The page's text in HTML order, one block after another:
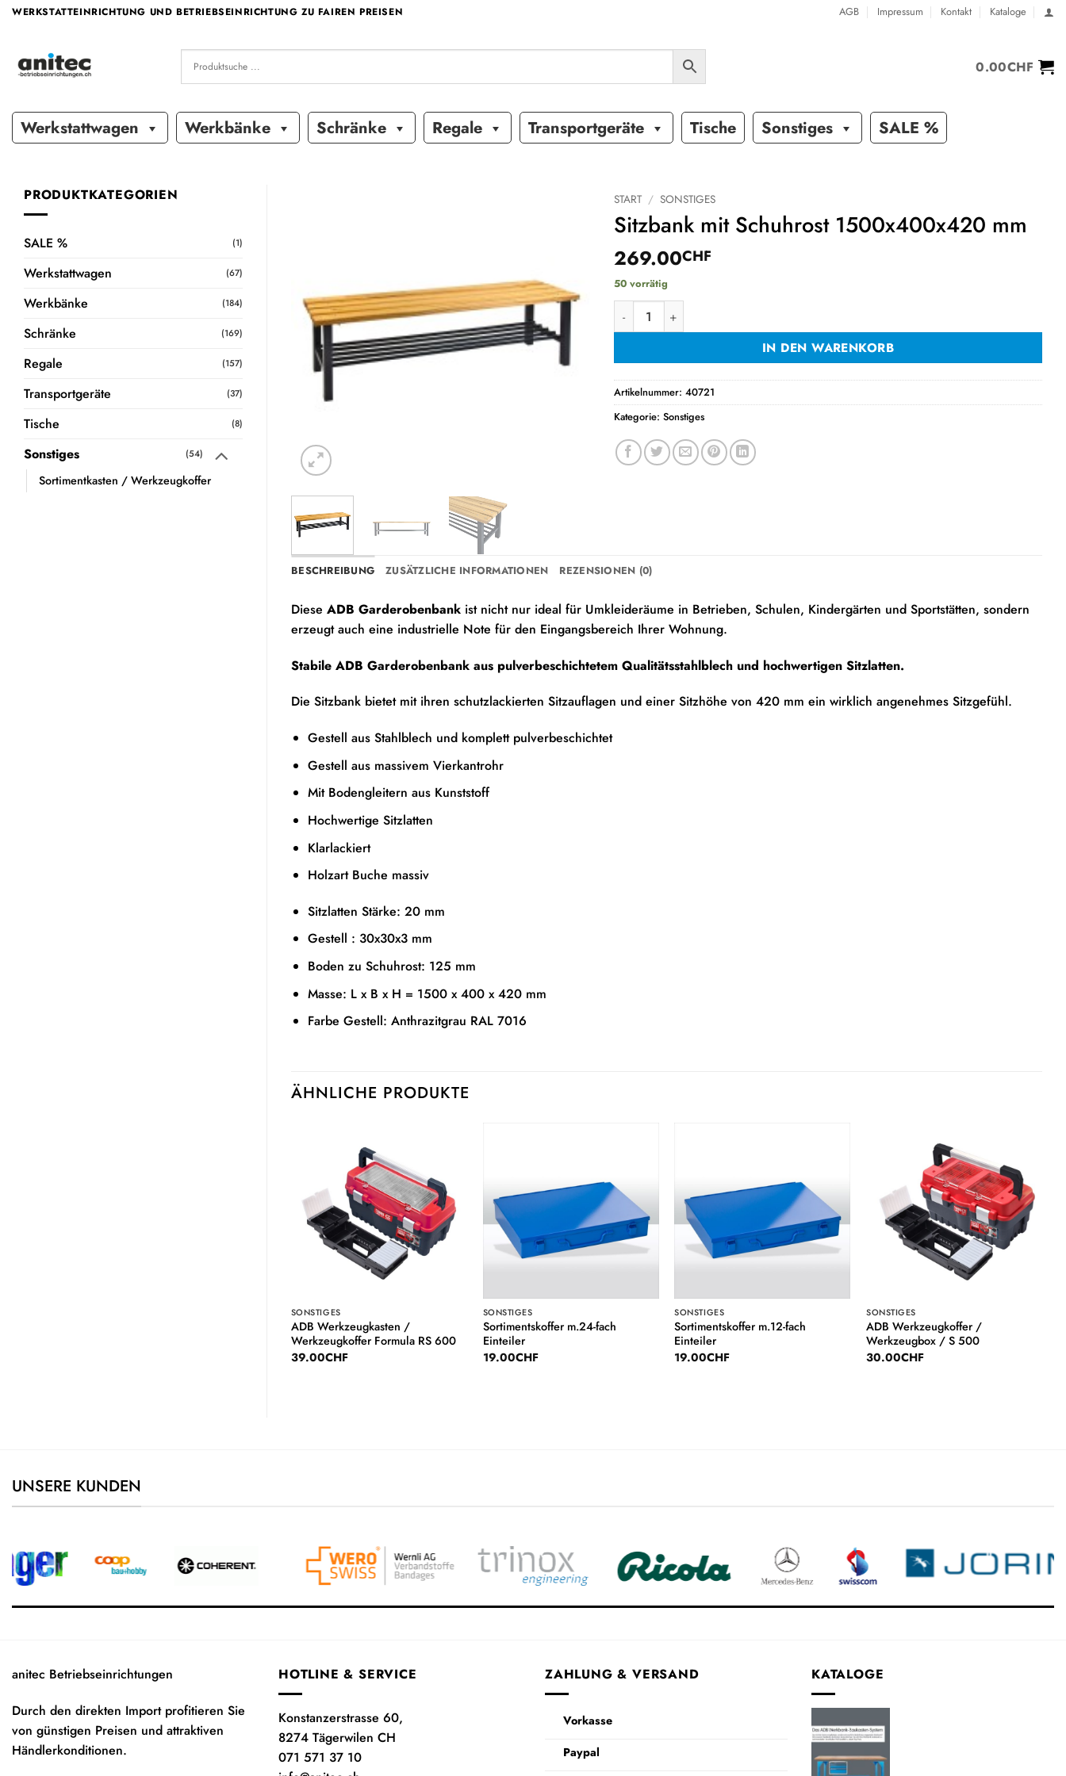
ZumWERKSTATTEINRICHTUNG UND BETRIEBSEINRICHTUNG ZU FAIREN PREISEN AGB Impressum Kontakt Kataloge
0.00CHF
Werkstattwagen Werkbänke Schränke Regale Transportgeräte Tische Sonstiges SALE %
PRODUKTKATEGORIEN
SALE % (1)
Werkstattwagen (67)
Werkbänke (184)
Schränke (169)
Regale (157)
Transportgeräte (37)
Tische (8)
Sonstiges (54)
Sortimentkasten / Werkzeugkoffer
START / SONSTIGES
Sitzbank mit Schuhrost 1500x400x420 mm
269.00CHF
50 vorrätig
Sitzbank mit Schuhrost 1500x400x420 mm Menge
IN DEN WARENKORB
Artikelnummer:40721
Kategorie:Sonstiges
BESCHREIBUNG ZUSÄTZLICHE INFORMATIONEN REZENSIONEN (0)
Diese ADB Garderobenbank ist nicht nur ideal für Umkleideräume in Betrieben, Schulen, Kindergärten und Sportstätten, sondern
erzeugt auch eine industrielle Note für den Eingangsbereich Ihrer Wohnung.
Stabile ADB Garderobenbank aus pulverbeschichtetem Qualitätsstahlblech und hochwertigen Sitzlatten.
Die Sitzbank bietet mit ihren schutzlackierten Sitzauflagen und einer Sitzhöhe von 420 mm ein wirklich angenehmes Sitzgefühl.
Gestell aus Stahlblech und komplett pulverbeschichtet
Gestell aus massivem Vierkantrohr
Mit Bodengleitern aus Kunststoff
Hochwertige Sitzlatten
Klarlackiert
Holzart Buche massiv
Sitzlatten Stärke: 20 mm
Gestell : 30x30x3 mm
Boden zu Schuhrost: 125 mm
Masse: L x B x H = 1500 x 400 x 420 mm
Farbe Gestell: Anthrazitgrau RAL 7016
ÄHNLICHE PRODUKTE
Wunschliste
SONSTIGES
ADB Werkzeugkasten /
Werkzeugkoffer Formula RS 600
39.00CHF
SONSTIGES
Sortimentskoffer m.24-fach
Einteiler
19.00CHF
SONSTIGES
Sortimentskoffer m.12-fach
Einteiler
19.00CHF
Auf die
Wunschliste
SONSTIGES
ADB Werkzeugkoffer /
Werkzeugbox / S 500
30.00CHF
UNSERE KUNDEN
anitec Betriebseinrichtungen
Durch den direkten Import profitieren Sie
von günstigen Preisen und attraktiven
Händlerkonditionen.
HOTLINE & SERVICE
Konstanzerstrasse 60,
8274 Tägerwilen CH
071 571 37 10
ZAHLUNG & VERSAND
Vorkasse
Paypal
KATALOGE